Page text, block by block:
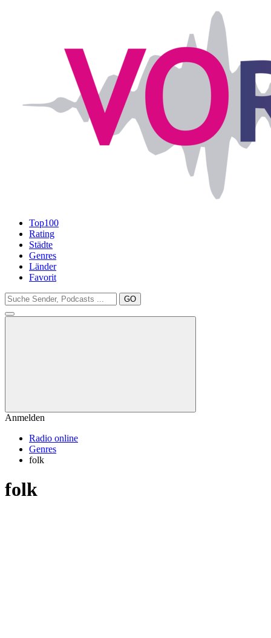
Top100
Rating
Städte
Genres
Länder
Favorit
GO
Anmelden
Radio online
Genres
folk
folk